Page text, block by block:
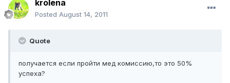
krolena
Posted August 14, 2011
Quote
получается если пройти мед комиссию,то это 50%
успеха?